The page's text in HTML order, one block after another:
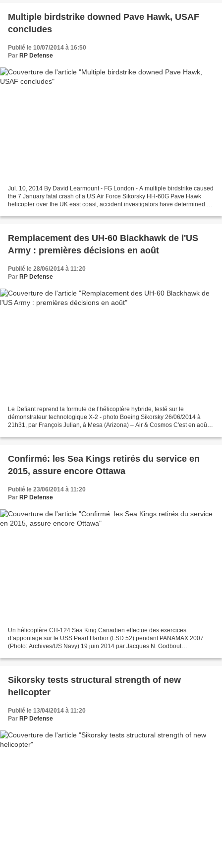
Multiple birdstrike downed Pave Hawk, USAF
concludes
Publié le 10/07/2014 à 16:50
Par RP Defense
Jul. 10, 2014 By David Learmount - FG London - A multiple birdstrike caused
the 7 January fatal crash of a US Air Force Sikorsky HH-60G Pave Hawk
helicopter over the UK east coast, accident investigators have determined.
Remplacement des UH-60 Blackhawk de l'US
Army : premières décisions en août
Publié le 28/06/2014 à 11:20
Par RP Defense
Le Defiant reprend la formule de l’hélicoptère hybride, testé sur le
démonstrateur technologique X-2 - photo Boeing Sikorsky 26/06/2014 à
21h31, par François Julian, à Mesa (Arizona) – Air & Cosmos C'est en août
Confirmé: les Sea Kings retirés du service en
2015, assure encore Ottawa
Publié le 23/06/2014 à 11:20
Par RP Defense
Un hélicoptère CH-124 Sea King Canadien effectue des exercices
d’appontage sur le USS Pearl Harbor (LSD 52) pendant PANAMAX 2007
(Photo: Archives/US Navy) 19 juin 2014 par Jacques N. Godbout
Sikorsky tests structural strength of new
helicopter
Publié le 13/04/2014 à 11:20
Par RP Defense